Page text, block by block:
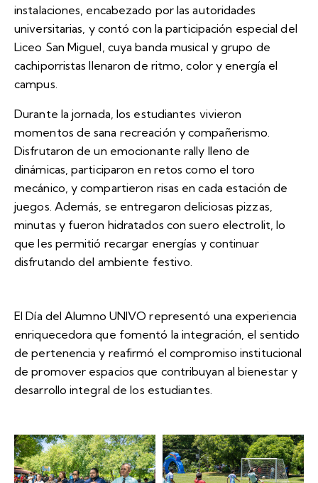
instalaciones, encabezado por las autoridades
universitarias, y contó con la participación especial del
Liceo San Miguel, cuya banda musical y grupo de
cachiporristas llenaron de ritmo, color y energía el
campus.
Durante la jornada, los estudiantes vivieron
momentos de sana recreación y compañerismo.
Disfrutaron de un emocionante rally lleno de
dinámicas, participaron en retos como el toro
mecánico, y compartieron risas en cada estación de
juegos. Además, se entregaron deliciosas pizzas,
minutas y fueron hidratados con suero electrolit, lo
que les permitió recargar energías y continuar
disfrutando del ambiente festivo.
El Día del Alumno UNIVO representó una experiencia
enriquecedora que fomentó la integración, el sentido
de pertenencia y reafirmó el compromiso institucional
de promover espacios que contribuyan al bienestar y
desarrollo integral de los estudiantes.